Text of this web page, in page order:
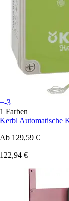
+-3
1 Farben
Kerbl Automatische
Ab 129,59 €
122,94 €